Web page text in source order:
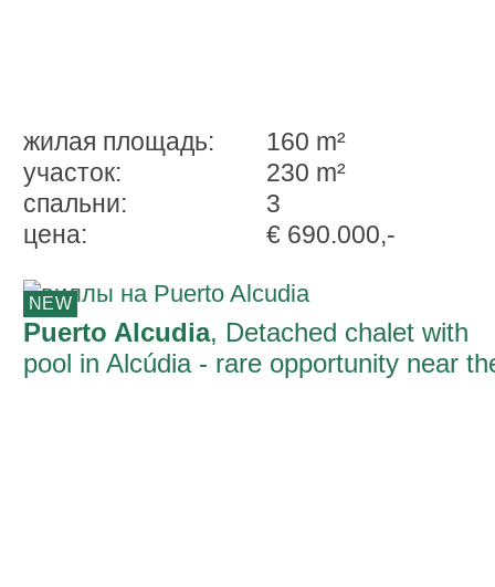
жилая площадь:
160 m²
участок:
230 m²
спальни:
3
ценa:
€ 690.000,-
NEW
Puerto Alcudia, Detached chalet with
pool in Alcúdia - rare opportunity near